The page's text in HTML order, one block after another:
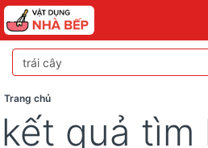
Trang chủ
kết quả tìm